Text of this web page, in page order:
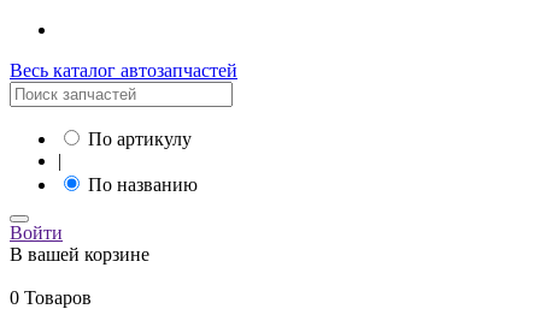
Весь каталог автозапчастей
По артикулу
|
По названию
Войти
В вашей корзине
0 Товаров